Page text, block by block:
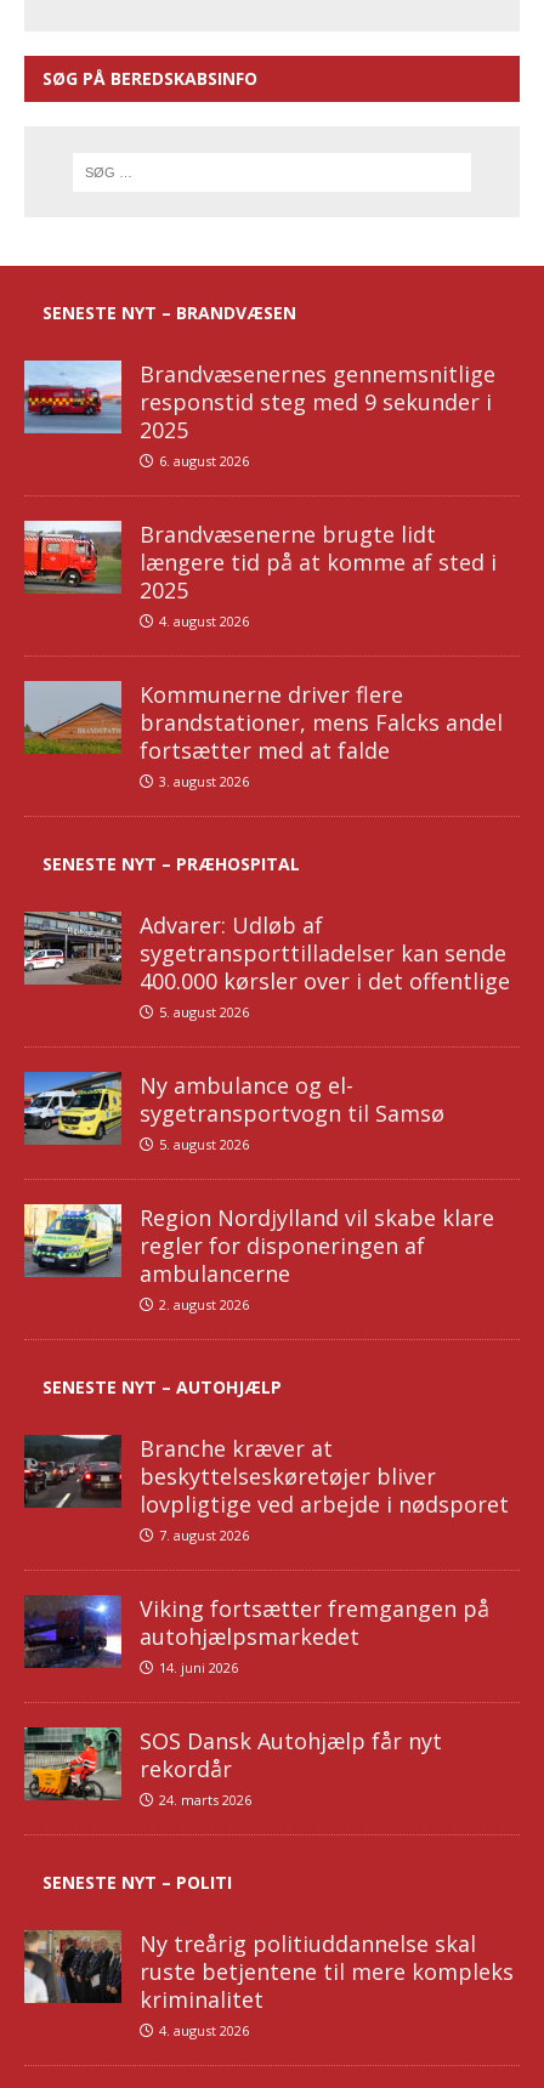
SØG PÅ BEREDSKABSINFO
SENESTE NYT – BRANDVÆSEN
Brandvæsenernes gennemsnitlige
responstid steg med 9 sekunder i
2025
6. august 2026
Brandvæsenerne brugte lidt
længere tid på at komme af sted i
2025
4. august 2026
Kommunerne driver flere
brandstationer, mens Falcks andel
fortsætter med at falde
3. august 2026
SENESTE NYT – PRÆHOSPITAL
Advarer: Udløb af
sygetransporttilladelser kan sende
400.000 kørsler over i det offentlige
5. august 2026
Ny ambulance og el-
sygetransportvogn til Samsø
5. august 2026
Region Nordjylland vil skabe klare
regler for disponeringen af
ambulancerne
2. august 2026
SENESTE NYT – AUTOHJÆLP
Branche kræver at
beskyttelseskøretøjer bliver
lovpligtige ved arbejde i nødsporet
7. august 2026
Viking fortsætter fremgangen på
autohjælpsmarkedet
14. juni 2026
SOS Dansk Autohjælp får nyt
rekordår
24. marts 2026
SENESTE NYT – POLITI
Ny treårig politiuddannelse skal
ruste betjentene til mere kompleks
kriminalitet
4. august 2026